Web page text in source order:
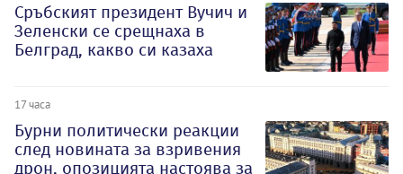
Сръбският президент Вучич и
Зеленски се срещнаха в
Белград, какво си казаха
17 часа
Бурни политически реакции
след новината за взривения
дрон, опозицията настоява за